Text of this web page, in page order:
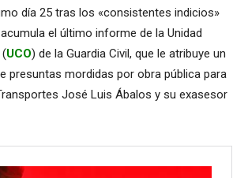
día 25 tras los «consistentes indicios»
el último informe de la Unidad
(UCO) de la Guardia Civil, que le atribuye un
presuntas mordidas por obra pública para
José Luis Ábalos y su exasesor